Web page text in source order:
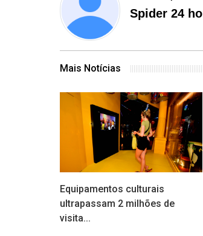
Spider 24
Mais Notícias
Equipamentos culturais
ultrapassam 2 milhões de
visita...